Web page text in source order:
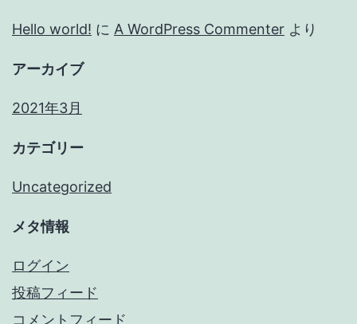
Hello world! に A WordPress Commenter より
アーカイブ
2021年3月
カテゴリー
Uncategorized
メタ情報
ログイン
投稿フィード
コメントフィード